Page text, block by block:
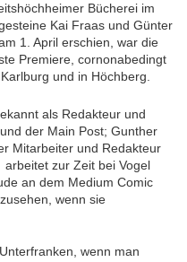
Bücherei im
Kai Fraas und Günter
1. April erschien, war die
Premiere, cornonabedingt
und in Höchberg.
als Redakteur und
der Main Post; Gunther
Mitarbeiter und Redakteur
zur Zeit bei Vogel
an dem Medium Comic
wenn sie
wenn man